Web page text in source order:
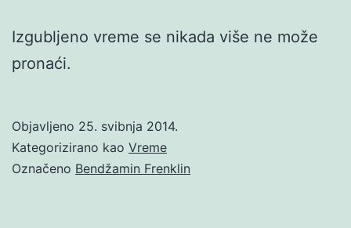
Izgubljeno vreme se nikada više ne može
pronaći.
Objavljeno 25. svibnja 2014.
Kategorizirano kao Vreme
Označeno Bendžamin Frenklin